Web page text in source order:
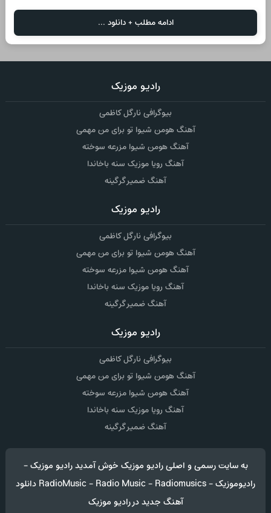
ادامه مطلب + دانلود ...
رادیو موزیک
بیوگرافی نارگل کاظمی
آهنگ هومن شیوا تو برای من مهمی
آهنگ هومن شیوا مزرعه سوخته
آهنگ رویا موزیک سنه باخاندا
آهنگ ضمیر گرگینه
رادیو موزیک
بیوگرافی نارگل کاظمی
آهنگ هومن شیوا تو برای من مهمی
آهنگ هومن شیوا مزرعه سوخته
آهنگ رویا موزیک سنه باخاندا
آهنگ ضمیر گرگینه
رادیو موزیک
بیوگرافی نارگل کاظمی
آهنگ هومن شیوا تو برای من مهمی
آهنگ هومن شیوا مزرعه سوخته
آهنگ رویا موزیک سنه باخاندا
آهنگ ضمیر گرگینه
به سایت رسمی و اصلی رادیو موزیک خوش آمدید رادیو موزیک -
رادیوموزیک - RadioMusic - Radio Music - Radiomusics دانلود
آهنگ جدید در رادیو موزیک